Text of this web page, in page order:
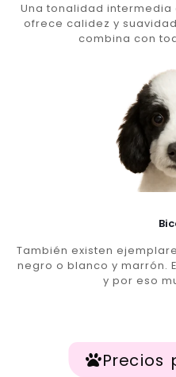
Una tonalidad
ofrece calidez y
combina con
También existen
negro o blanco y marrón.
y por eso
Precios